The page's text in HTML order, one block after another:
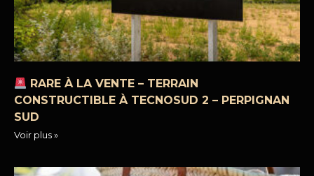
RARE À LA VENTE – TERRAIN
CONSTRUCTIBLE À TECNOSUD 2 – PERPIGNAN
SUD
Voir plus »